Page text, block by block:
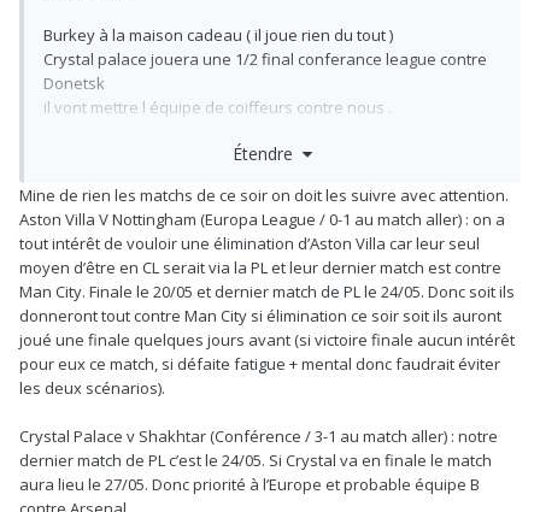
Burkey à la maison cadeau ( il joue rien du tout )
Crystal palace jouera une 1/2 final conferance league contre
Donetsk
il vont mettre l équipe de coiffeurs contre nous .
PARDON le 27 mai il joueront la finale normalement( étant
Nous jouons Palace le 27 mai donc , il feront tournés ..
Étendre
Mine de rien les matchs de ce soir on doit les suivre avec attention.
Aston Villa V Nottingham (Europa League / 0-1 au match aller) : on a
tout intérêt de vouloir une élimination d’Aston Villa car leur seul
moyen d’être en CL serait via la PL et leur dernier match est contre
Man City. Finale le 20/05 et dernier match de PL le 24/05. Donc soit ils
donneront tout contre Man City si élimination ce soir soit ils auront
joué une finale quelques jours avant (si victoire finale aucun intérêt
pour eux ce match, si défaite fatigue + mental donc faudrait éviter
les deux scénarios).
Crystal Palace v Shakhtar (Conférence / 3-1 au match aller) : notre
dernier match de PL c’est le 24/05. Si Crystal va en finale le match
aura lieu le 27/05. Donc priorité à l’Europe et probable équipe B